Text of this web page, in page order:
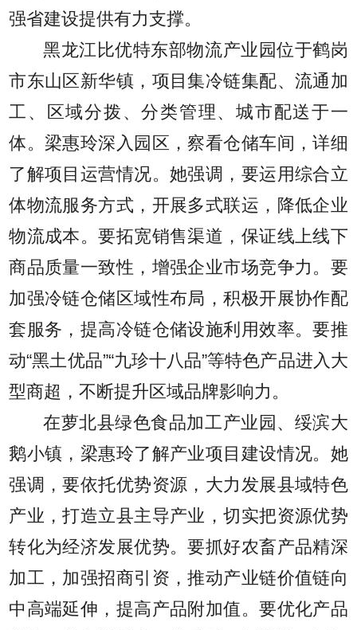
强省建设提供有力支撑。
黑龙江比优特东部物流产业园位于鹤岗
市东山区新华镇，项目集冷链集配、流通加
工、区域分拨、分类管理、城市配送于一
体。梁惠玲深入园区，察看仓储车间，详细
了解项目运营情况。她强调，要运用综合立
体物流服务方式，开展多式联运，降低企业
物流成本。要拓宽销售渠道，保证线上线下
商品质量一致性，增强企业市场竞争力。要
加强冷链仓储区域性布局，积极开展协作配
套服务，提高冷链仓储设施利用效率。要推
动“黑土优品”“九珍十八品”等特色产品进入大
型商超，不断提升区域品牌影响力。
在萝北县绿色食品加工产业园、绥滨大
鹅小镇，梁惠玲了解产业项目建设情况。她
强调，要依托优势资源，大力发展县域特色
产业，打造立县主导产业，切实把资源优势
转化为经济发展优势。要抓好农畜产品精深
加工，加强招商引资，推动产业链价值链向
中高端延伸，提高产品附加值。要优化产品